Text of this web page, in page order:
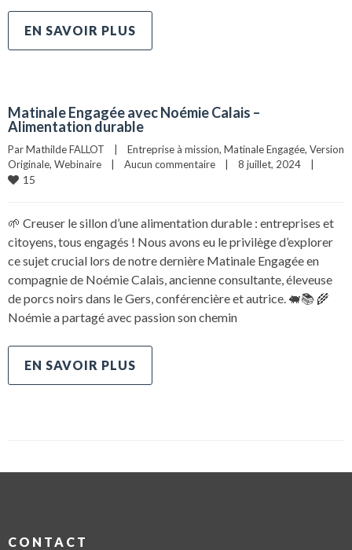
EN SAVOIR PLUS
Matinale Engagée avec Noémie Calais –
Alimentation durable
Par Mathilde FALLOT Entreprise à mission, Matinale Engagée, Version
Originale, Webinaire Aucun commentaire 8 juillet, 2024
15
🌱 Creuser le sillon d’une alimentation durable : entreprises et
citoyens, tous engagés ! Nous avons eu le privilège d’explorer
ce sujet crucial lors de notre dernière Matinale Engagée en
compagnie de Noémie Calais, ancienne consultante, éleveuse
de porcs noirs dans le Gers, conférencière et autrice. 🐖📚 🌾
Noémie a partagé avec passion son chemin
EN SAVOIR PLUS
CONTACT